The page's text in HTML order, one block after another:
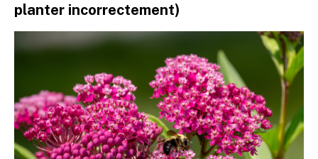
planter incorrectement)